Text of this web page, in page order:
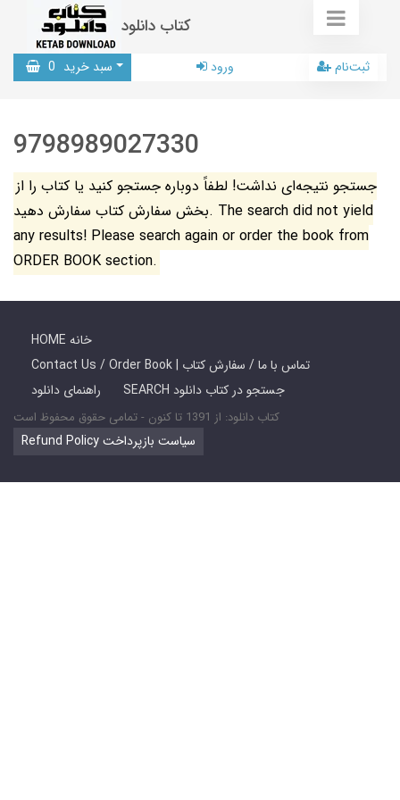
کتاب دانلود
سبد خرید 0 ورود ثبت‌نام
9798989027330
جستجو نتیجه‌ای نداشت! لطفاً دوباره جستجو کنید یا کتاب را از
بخش سفارش کتاب سفارش دهید. The search did not yield
any results! Please search again or order the book from
ORDER BOOK section.
HOME خانه
Contact Us / Order Book | تماس با ما / سفارش کتاب
راهنمای دانلود
SEARCH جستجو در کتاب دانلود
کتاب دانلود: از 1391 تا کنون - تمامی حقوق محفوظ است
Refund Policy سیاست بازپرداخت